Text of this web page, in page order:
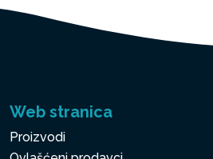
Web stranica
Proizvodi